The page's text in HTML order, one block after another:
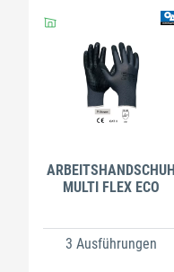
ARBEITSHANDSCHUH
MULTI FLEX ECO
3 Ausführungen